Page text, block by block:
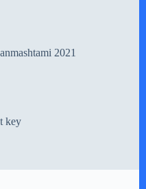
2021
key